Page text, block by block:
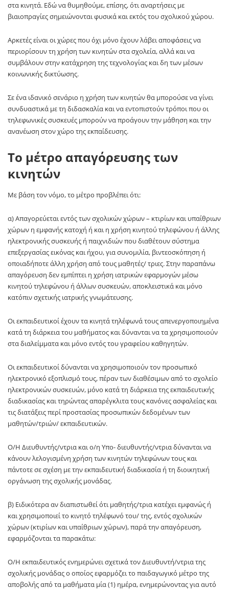
στα κινητά. Εδώ να θυμηθούμε, επίσης, ότι αναρτήσεις με
βιαιοπραγίες σημειώνονται φυσικά και εκτός του σχολικού χώρου.
Αρκετές είναι οι χώρες που όχι μόνο έχουν λάβει αποφάσεις να
περιορίσουν τη χρήση των κινητών στα σχολεία, αλλά και να
συμβάλουν στην κατάχρηση της τεχνολογίας και δη των μέσων
κοινωνικής δικτύωσης.
Σε ένα ιδανικό σενάριο η χρήση των κινητών θα μπορούσε να γίνει
συνδυαστικά με τη διδασκαλία και να εντοπιστούν τρόποι που οι
τηλεφωνικές συσκευές μπορούν να προάγουν την μάθηση και την
ανανέωση στον χώρο της εκπαίδευσης.
Το μέτρο απαγόρευσης των
κινητών
Με βάση τον νόμο, το μέτρο προβλέπει ότι:
α) Απαγορεύεται εντός των σχολικών χώρων – κτιρίων και υπαίθριων
χώρων η εμφανής κατοχή ή και η χρήση κινητού τηλεφώνου ή άλλης
ηλεκτρονικής συσκευής ή παιχνιδιών που διαθέτουν σύστημα
επεξεργασίας εικόνας και ήχου, για συνομιλία, βιντεοσκόπηση ή
οποιαδήποτε άλλη χρήση από τους μαθητές/ τριες. Στην παραπάνω
απαγόρευση δεν εμπίπτει η χρήση ιατρικών εφαρμογών μέσω
κινητού τηλεφώνου ή άλλων συσκευών, αποκλειστικά και μόνο
κατόπιν σχετικής ιατρικής γνωμάτευσης.
Οι εκπαιδευτικοί έχουν τα κινητά τηλέφωνά τους απενεργοποιημένα
κατά τη διάρκεια του μαθήματος και δύνανται να τα χρησιμοποιούν
στα διαλείμματα και μόνο εντός του γραφείου καθηγητών.
Οι εκπαιδευτικοί δύνανται να χρησιμοποιούν τον προσωπικό
ηλεκτρονικό εξοπλισμό τους, πέραν των διαθέσιμων από το σχολείο
ηλεκτρονικών συσκευών, μόνο κατά τη διάρκεια της εκπαιδευτικής
διαδικασίας και τηρώντας απαρέγκλιτα τους κανόνες ασφαλείας και
τις διατάξεις περί προστασίας προσωπικών δεδομένων των
μαθητών/τριών/ εκπαιδευτικών.
Ο/Η Διευθυντής/ντρια και ο/η Υπο- διευθυντής/ντρια δύνανται να
κάνουν λελογισμένη χρήση των κινητών τηλεφώνων τους και
πάντοτε σε σχέση με την εκπαιδευτική διαδικασία ή τη διοικητική
οργάνωση της σχολικής μονάδας.
β) Ειδικότερα αν διαπιστωθεί ότι μαθητής/τρια κατέχει εμφανώς ή
και χρησιμοποιεί το κινητό τηλέφωνό του/ της, εντός σχολικών
χώρων (κτιρίων και υπαίθριων χώρων), παρά την απαγόρευση,
εφαρμόζονται τα παρακάτω:
Ο/Η εκπαιδευτικός ενημερώνει σχετικά τον Διευθυντή/ντρια της
σχολικής μονάδας ο οποίος εφαρμόζει το παιδαγωγικό μέτρο της
αποβολής από τα μαθήματα μία (1) ημέρα, ενημερώνοντας για αυτό